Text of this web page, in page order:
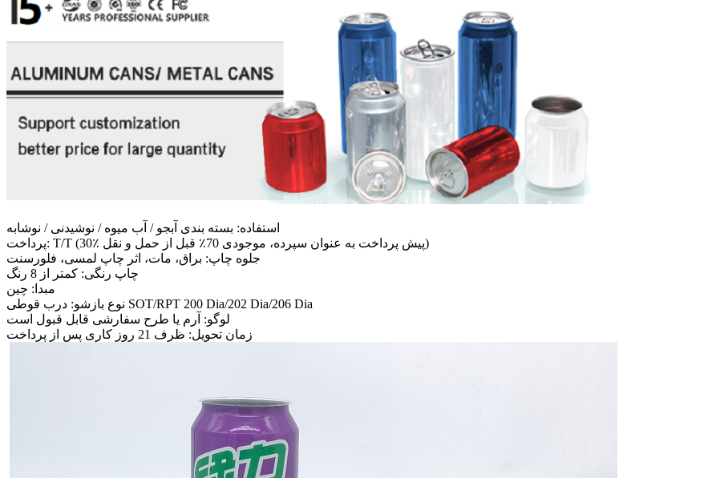
استفاده: بسته بندی آبجو / آب میوه / نوشیدنی / نوشابه
پرداخت: T/T (30٪ پیش پرداخت به عنوان سپرده، موجودی 70٪ قبل از حمل و نقل)
جلوه چاپ: براق، مات، اثر چاپ لمسی، فلورسنت
چاپ رنگی: کمتر از 8 رنگ
مبدا: چین
نوع بازشو: درب قوطی SOT/RPT 200 Dia/202 Dia/206 Dia
لوگو: آرم یا طرح سفارشی قابل قبول است
زمان تحویل: ظرف 21 روز کاری پس از پرداخت